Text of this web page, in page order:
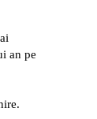
an pe